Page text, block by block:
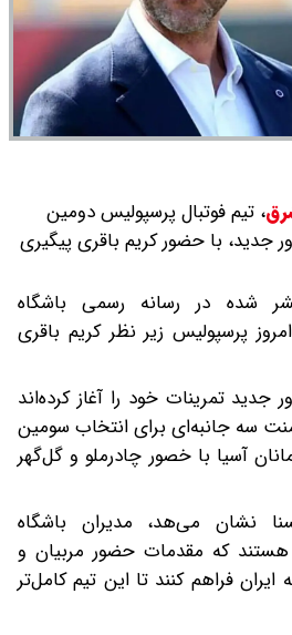
، تیم فوتبال پرسپولیس دومین
جدید، با حضور کریم باقری پیگیری
شده در رسانه رسمی باشگاه
پرسپولیس زیر نظر کریم باقری
جدید تمرینات خود را آغاز کرده‌اند
سه جانبه‌ای برای انتخاب سومین
آسیا با خصور چادرملو و گل‌گهر
نشان می‌هد، مدیران باشگاه
هستند که مقدمات حضور مربیان و
فراهم کنند تا این تیم کامل‌تر